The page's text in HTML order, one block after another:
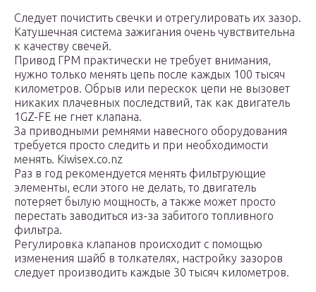
Следует почистить свечки и отрегулировать их зазор.
Катушечная система зажигания очень чувствительна
к качеству свечей.
Привод ГРМ практически не требует внимания,
нужно только менять цепь после каждых 100 тысяч
километров. Обрыв или перескок цепи не вызовет
никаких плачевных последствий, так как двигатель
1GZ-FE не гнет клапана.
За приводными ремнями навесного оборудования
требуется просто следить и при необходимости
менять. Kiwisex.co.nz
Раз в год рекомендуется менять фильтрующие
элементы, если этого не делать, то двигатель
потеряет былую мощность, а также может просто
перестать заводиться из-за забитого топливного
фильтра.
Регулировка клапанов происходит с помощью
изменения шайб в толкателях, настройку зазоров
следует производить каждые 30 тысяч километров.